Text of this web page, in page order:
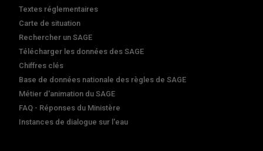
Textes réglementaires
Carte de situation
Rechercher un SAGE
Télécharger les données des SAGE
Chiffres clés
Base de données nationale des règles de SAGE
Métier d'animation du SAGE
FAQ - Réponses du Ministère
Instances de dialogue sur l'eau